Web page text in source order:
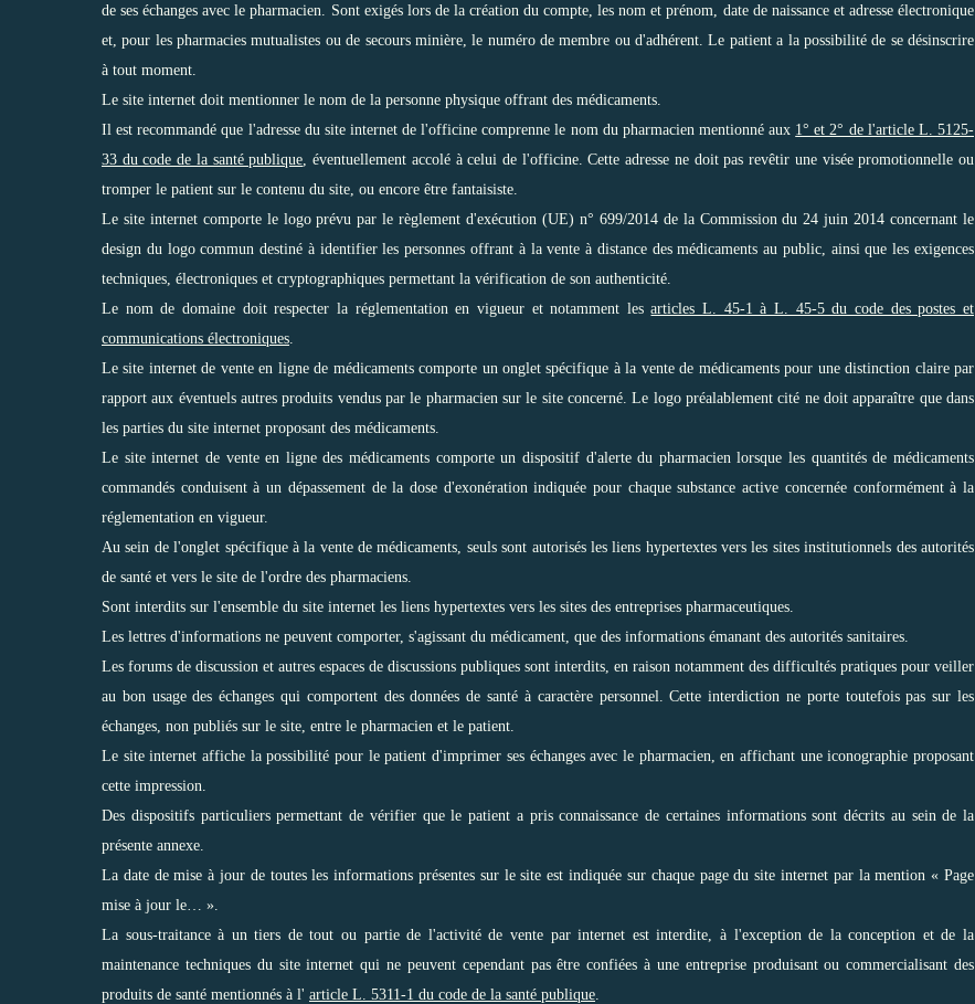
de ses échanges avec le pharmacien. Sont exigés lors de la création du compte, les nom et prénom, date de naissance et adresse électronique
et, pour les pharmacies mutualistes ou de secours minière, le numéro de membre ou d'adhérent. Le patient a la possibilité de se désinscrire
à tout moment.
Le site internet doit mentionner le nom de la personne physique offrant des médicaments.
Il est recommandé que l'adresse du site internet de l'officine comprenne le nom du pharmacien mentionné aux 1° et 2° de l'article L. 5125-
33 du code de la santé publique , éventuellement accolé à celui de l'officine. Cette adresse ne doit pas revêtir une visée promotionnelle ou
tromper le patient sur le contenu du site, ou encore être fantaisiste.
Le site internet comporte le logo prévu par le règlement d'exécution (UE) n° 699/2014 de la Commission du 24 juin 2014 concernant le
design du logo commun destiné à identifier les personnes offrant à la vente à distance des médicaments au public, ainsi que les exigences
techniques, électroniques et cryptographiques permettant la vérification de son authenticité.
Le nom de domaine doit respecter la réglementation en vigueur et notamment lesarticles L. 45-1 à L. 45-5 du code des postes et
communications électroniques
Le site internet de vente en ligne de médicaments comporte un onglet spécifique à la vente de médicaments pour une distinction claire par
rapport aux éventuels autres produits vendus par le pharmacien sur le site concerné. Le logo préalablement cité ne doit apparaître que dans
les parties du site internet proposant des médicaments.
Le site internet de vente en ligne des médicaments comporte un dispositif d'alerte du pharmacien lorsque les quantités de médicaments
commandés conduisent à un dépassement de la dose d'exonération indiquée pour chaque substance active concernée conformément à la
réglementation en vigueur.
Au sein de l'onglet spécifique à la vente de médicaments, seuls sont autorisés les liens hypertextes vers les sites institutionnels des autorités
de santé et vers le site de l'ordre des pharmaciens.
Sont interdits sur l'ensemble du site internet les liens hypertextes vers les sites des entreprises pharmaceutiques.
Les lettres d'informations ne peuvent comporter, s'agissant du médicament, que des informations émanant des autorités sanitaires.
Les forums de discussion et autres espaces de discussions publiques sont interdits, en raison notamment des difficultés pratiques pour veiller
au bon usage des échanges qui comportent des données de santé à caractère personnel. Cette interdiction ne porte toutefois pas sur les
échanges, non publiés sur le site, entre le pharmacien et le patient.
Le site internet affiche la possibilité pour le patient d'imprimer ses échanges avec le pharmacien, en affichant une iconographie proposant
cette impression.
Des dispositifs particuliers permettant de vérifier que le patient a pris connaissance de certaines informations sont décrits au sein de la
présente annexe.
La date de mise à jour de toutes les informations présentes sur le site est indiquée sur chaque page du site internet par la mention « Page
mise à jour le… ».
La sous-traitance à un tiers de tout ou partie de l'activité de vente par internet est interdite, à l'exception de la conception et de la
maintenance techniques du site internet qui ne peuvent cependant pas être confiées à une entreprise produisant ou commercialisant des
produits de santé mentionnés à l' article L. 5311-1 du code de la santé publique